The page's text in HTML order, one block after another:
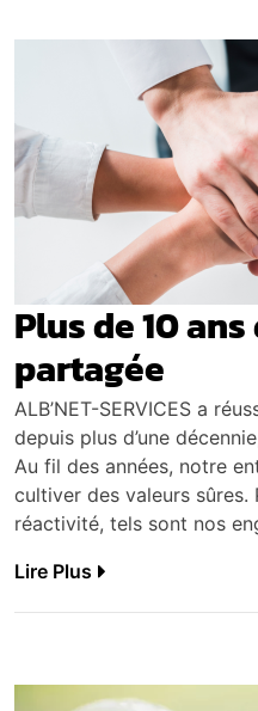
Plus de 10
partagée
ALB’NET-SERVICES a
depuis plus d’une
Au fil des années, notre
cultiver des valeurs sûres.
réactivité, tels sont nos
Lire Plus